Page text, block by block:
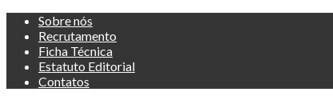
Skip
content
Sobre nós
Recrutamento
Ficha Técnica
Estatuto Editorial
Contatos